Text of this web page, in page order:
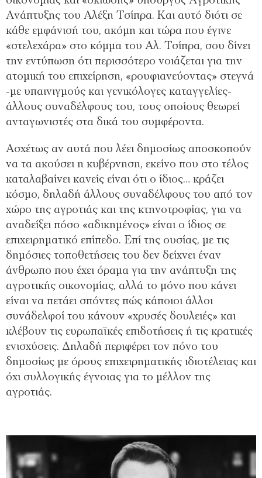
Ανάπτυξης του Αλέξη Τσίπρα. Και αυτό διότι σε
κάθε εμφάνισή του, ακόμη και τώρα που έγινε
«στελεχάρα» στο κόμμα του Αλ. Τσίπρα, σου δίνει
την εντύπωση ότι περισσότερο νοιάζεται για την
ατομική του επιχείρηση, «ρουφιανεύοντας» στεγνά
-με υπαινιγμούς και γενικόλογες καταγγελίες-
άλλους συναδέλφους του, τους οποίους θεωρεί
ανταγωνιστές στα δικά του συμφέροντα.
Ασχέτως αν αυτά που λέει δημοσίως αποσκοπούν
να τα ακούσει η κυβέρνηση, εκείνο που στο τέλος
καταλαβαίνει κανείς είναι ότι ο ίδιος… κράζει
κόσμο, δηλαδή άλλους συναδέλφους του από τον
χώρο της αγροτιάς και της κτηνοτροφίας, για να
αναδείξει πόσο «αδικημένος» είναι ο ίδιος σε
επιχειρηματικό επίπεδο. Επί της ουσίας, με τις
δημόσιες τοποθετήσεις του δεν δείχνει έναν
άνθρωπο που έχει όραμα για την ανάπτυξη της
αγροτικής οικονομίας, αλλά το μόνο που κάνει
είναι να πετάει σπόντες πώς κάποιοι άλλοι
συνάδελφοί του κάνουν «χρυσές δουλειές» και
κλέβουν τις ευρωπαϊκές επιδοτήσεις ή τις κρατικές
ενισχύσεις. Δηλαδή περιφέρει τον πόνο του
δημοσίως με όρους επιχειρηματικής ιδιοτέλειας και
όχι συλλογικής έγνοιας για το μέλλον της
αγροτιάς.